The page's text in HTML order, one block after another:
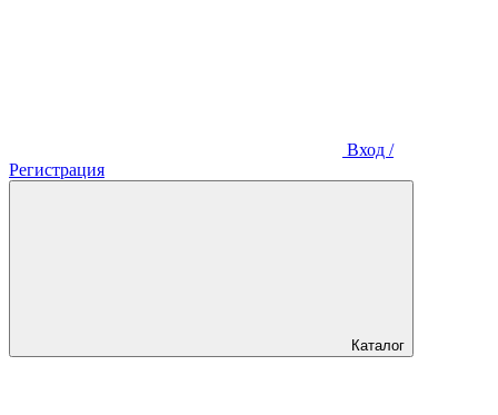
Вход /
Регистрация
Каталог